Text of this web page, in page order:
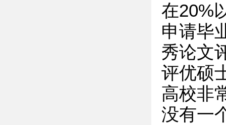
在20%
申请毕
秀论文
评优硕
高校非
没有一